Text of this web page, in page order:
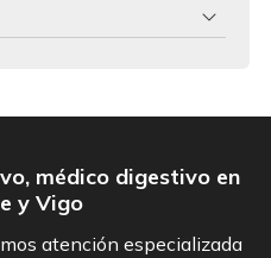
médico digestivo en
y Vigo
atención especializada